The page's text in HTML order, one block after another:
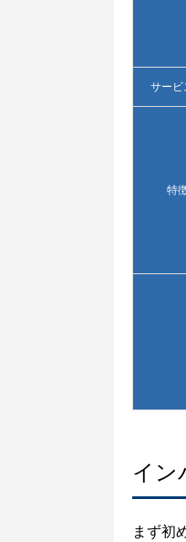
サービ
特
イン
まず初